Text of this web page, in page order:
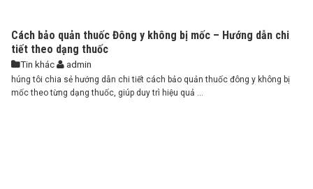
Cách bảo quản thuốc Đông y không bị mốc – Hướng dẫn chi
tiết theo dạng thuốc
Tin khác admin
húng tôi chia sẻ hướng dẫn chi tiết cách bảo quản thuốc đông y không bị
mốc theo từng dạng thuốc, giúp duy trì hiệu quả ...